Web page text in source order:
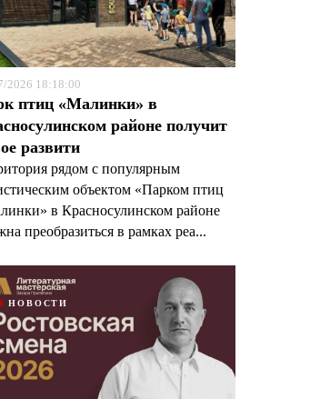
2026 18:18:00
птиц «Малинки» в
районе получит
развити
рядом с популярным
объектом «Парком птиц
в Красносулинском районе
преобразиться в рамках реа...
НОВОСТИ
и защиты информации*
и защиты информации*